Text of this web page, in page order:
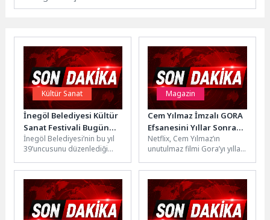
Kültür Sanat
İnegöl Belediyesi Kültür
Sanat Festivali Bugün
Başlıyor
İnegöl Belediyesi’nin bu yıl
39’uncusunu düzenlediği
Festivali, bugün yapılacak
kortej yürüyüşü ile...
Magazin
Cem Yılmaz İmzalı GORA
Efsanesini Yıllar Sonra
İzleyiciyle Yeniden
Buluşturacak Netflix
Dizisi GORA4GORA’nın
Netflix, Cem Yılmaz’ın
unutulmaz filmi Gora’yı yıllar
buluşturacak yeni
dizisi GORA4GORA’nın
çekimlerinin başladığını
setten...